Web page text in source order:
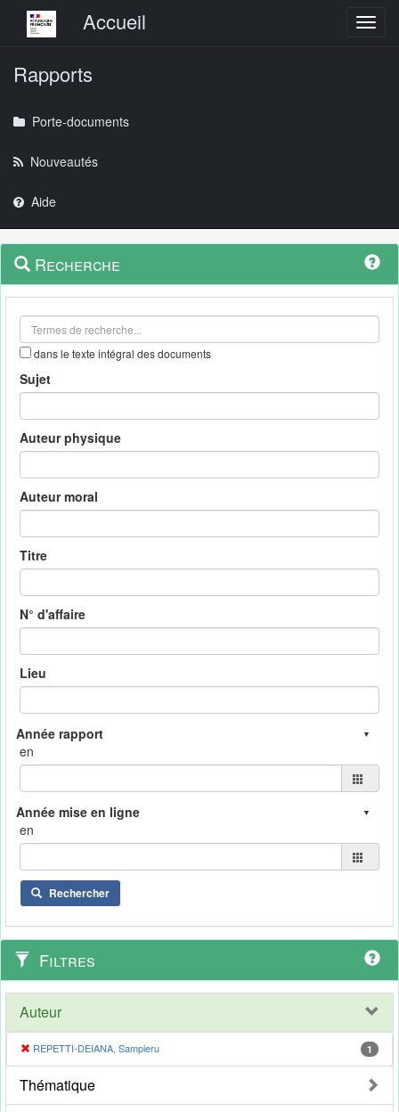
Menu principalAccueil
Rapports
Porte-documents
Nouveautés
Aide
Navigation
outils
Menu
contextuel
Recherche
dans le texte intégral des documents
Sujet
Auteur physique
Auteur moral
Titre
N° d'affaire
Lieu
en
en
Rechercher
Filtres
Auteur
REPETTI-DEIANA, Sampieru 1
Thématique